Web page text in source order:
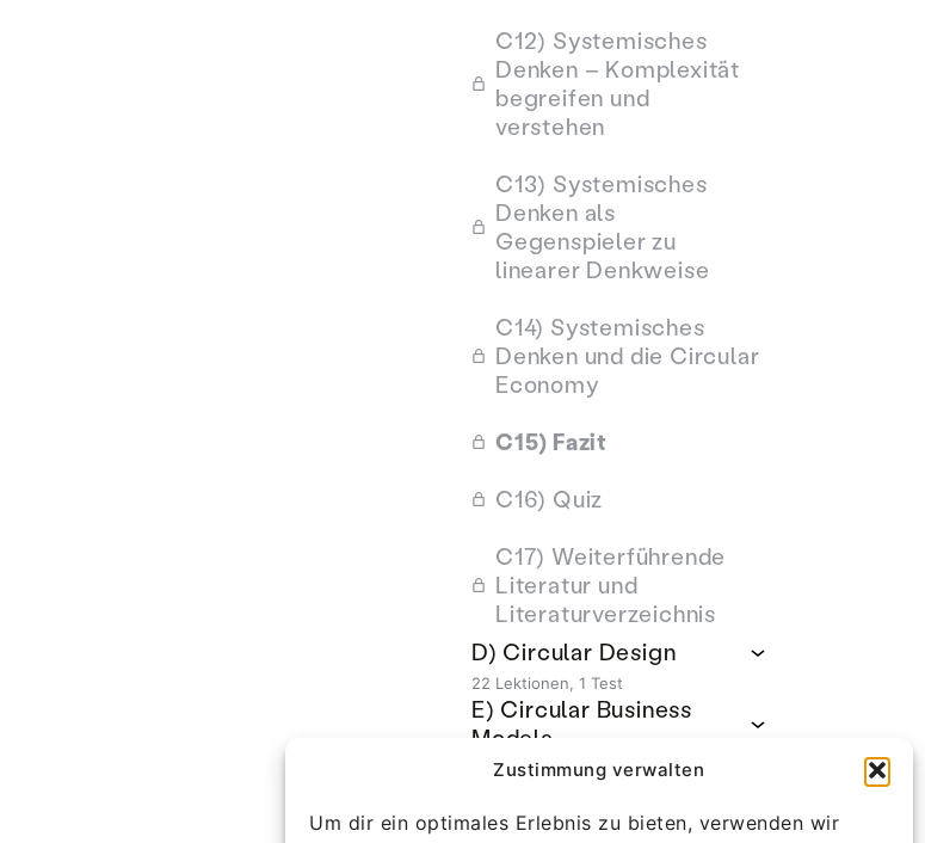
Zustimmung verwalten
Um dir ein optimales Erlebnis zu bieten, verwenden wir
C12) Systemisches
Denken – Komplexität
begreifen und
verstehen
C13) Systemisches
Denken als
Gegenspieler zu
linearer Denkweise
C14) Systemisches
Denken und die Circular
Economy
C15) Fazit
C16) Quiz
C17) Weiterführende
Literatur und
Literaturverzeichnis
D) Circular Design
22 Lektionen, 1 Test
E) Circular Business
Models
31 Lektionen, 1 Test
18 Lektionen, 1 Test